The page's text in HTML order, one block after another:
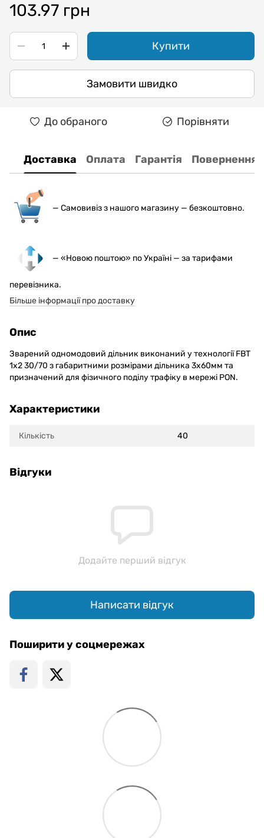
103.97 грн
Купити
Замовити швидко
До обраного Порівняти
Доставка Оплата Гарантія Повернення
— Самовивіз з нашого магазину — безкоштовно.
— «Новою поштою» по Україні — за тарифами
перевізника.
Більше інформації про доставку
Опис
Зварений одномодовий дільник виконаний у технології FBT
1x2 30/70 з габаритними розмірами дільника 3х60мм та
призначений для фізичного поділу трафіку в мережі PON.
Характеристики
Кількість 40
Відгуки
Додайте перший відгук
Написати відгук
Поширити у соцмережах